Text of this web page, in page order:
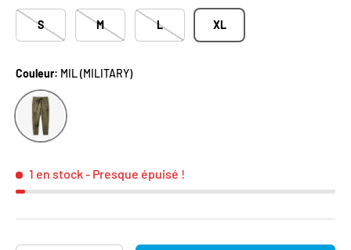
S M L XL
Couleur: MIL (MILITARY)
MIL (MILITARY)
1 en stock- Presque épuisé !